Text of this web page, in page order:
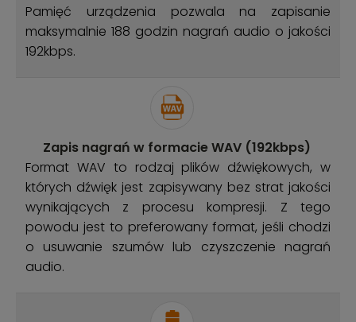
Pamięć urządzenia pozwala na zapisanie
maksymalnie 188 godzin nagrań audio o jakości
192kbps.
Zapis nagrań w formacie WAV (192kbps)
Format WAV to rodzaj plików dźwiękowych, w
których dźwięk jest zapisywany bez strat jakości
wynikających z procesu kompresji. Z tego
powodu jest to preferowany format, jeśli chodzi
o usuwanie szumów lub czyszczenie nagrań
audio.